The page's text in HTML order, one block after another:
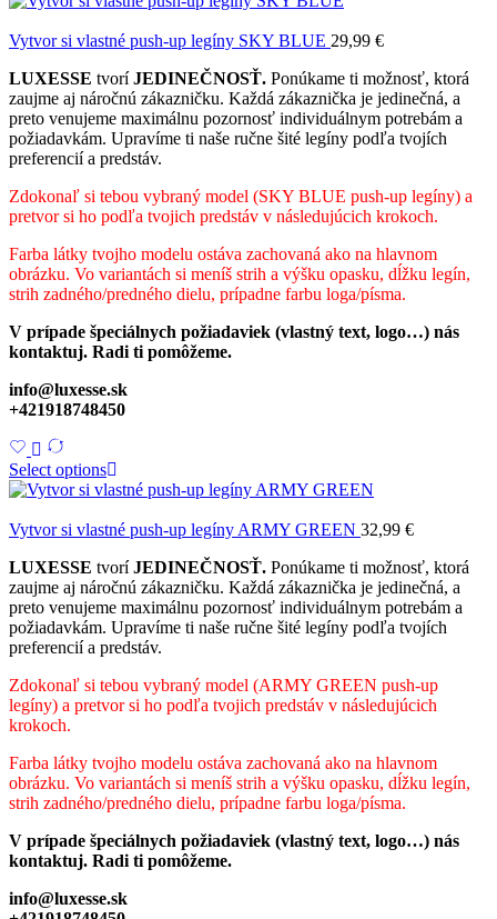
Vytvor si vlastné push-up legíny SKY BLUE 29,99 €
LUXESSE tvoríJEDINEČNOSŤ. Ponúkame ti možnosť, ktorá
zaujme aj náročnú zákazničku. Každá zákaznička je jedinečná, a
preto venujeme maximálnu pozornosť individuálnym potrebám a
požiadavkám. Upravíme ti naše ručne šité legíny podľa tvojích
preferencií a predstáv.
Zdokonaľ si tebou vybraný model (SKY BLUE push-up legíny) a
pretvor si ho podľa tvojich predstáv v následujúcich krokoch.
Farba látky tvojho modelu ostáva zachovaná ako na hlavnom
obrázku. Vo variantách si meníš strih a výšku opasku, dĺžku legín,
strih zadného/predného dielu, prípadne farbu loga/písma.
V prípade špeciálnych požiadaviek (vlastný text, logo…) nás
kontaktuj. Radi ti pomôžeme.
info@luxesse.sk
+421918748450
Select options
Vytvor si vlastné push-up legíny ARMY GREEN 32,99 €
LUXESSE tvoríJEDINEČNOSŤ. Ponúkame ti možnosť, ktorá
zaujme aj náročnú zákazničku. Každá zákaznička je jedinečná, a
preto venujeme maximálnu pozornosť individuálnym potrebám a
požiadavkám. Upravíme ti naše ručne šité legíny podľa tvojích
preferencií a predstáv.
Zdokonaľ si tebou vybraný model (ARMY GREEN push-up
legíny) a pretvor si ho podľa tvojich predstáv v následujúcich
krokoch.
Farba látky tvojho modelu ostáva zachovaná ako na hlavnom
obrázku. Vo variantách si meníš strih a výšku opasku, dĺžku legín,
strih zadného/predného dielu, prípadne farbu loga/písma.
V prípade špeciálnych požiadaviek (vlastný text, logo…) nás
kontaktuj. Radi ti pomôžeme.
info@luxesse.sk